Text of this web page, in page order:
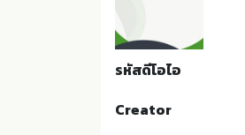
รหัสดีโอไอ
Creator